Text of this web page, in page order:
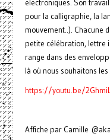
electroniques. Son
pour la calligraphie, la
mouvement..). Chacune
petite célébration, lettre
range dans des
là où nous souhaitons
https://youtu.be/
Affiche par Camille